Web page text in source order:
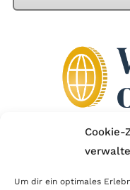
Cookie-
Um dir ein optimales